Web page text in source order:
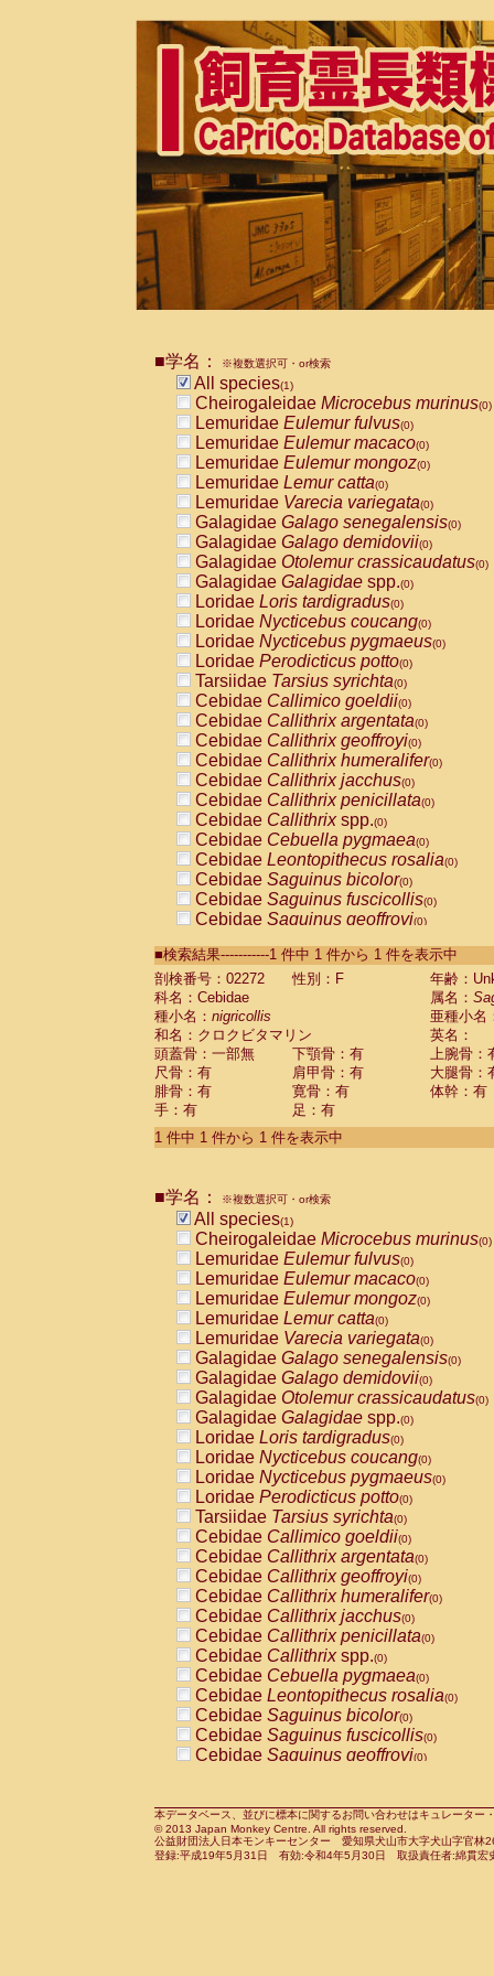
■学名： ※複数選択可・or検索
All species(1)
Cheirogaleidae Microcebus murinus(0)
Lemuridae Eulemur fulvus(0)
Lemuridae Eulemur macaco(0)
Lemuridae Eulemur mongoz(0)
Lemuridae Lemur catta(0)
Lemuridae Varecia variegata(0)
Galagidae Galago senegalensis(0)
Galagidae Galago demidovii(0)
Galagidae Otolemur crassicaudatus(0)
Galagidae Galagidae spp.(0)
Loridae Loris tardigradus(0)
Loridae Nycticebus coucang(0)
Loridae Nycticebus pygmaeus(0)
Loridae Perodicticus potto(0)
Tarsiidae Tarsius syrichta(0)
Cebidae Callimico goeldii(0)
Cebidae Callithrix argentata(0)
Cebidae Callithrix geoffroyi(0)
Cebidae Callithrix humeralifer(0)
Cebidae Callithrix jacchus(0)
Cebidae Callithrix penicillata(0)
Cebidae Callithrixspp.(0)
Cebidae Cebuella pygmaea(0)
Cebidae Leontopithecus rosalia(0)
Cebidae Saguinus bicolor(0)
Cebidae Saguinus fuscicollis(0)
Cebidae Saguinus geoffroyi(0)
CebidaeSaguinus labiatus(0)
Cebidae Saguinus leucopus (0)
Cebidae
CebidaeSaguinus mystax
CebidaeSaguinus nigricollis (1)
Cebidae Saguinus oedipus
Cebidae Saguinus weddelli
Cebidae Saguinusspp.
Cebidae Aotus trivirgatus
Cebidae Cebus albifrons
CebidaeCebus nigrivittatus
CebidaeCebus
CebidaeSaimiri boliviensis(0)
CebidaeSaimiri sciureus(0)
AtelidaeAlouatta caraya(0)
AtelidaeAlouatta fusca(0)
AtelidaeAlouatta seniculus
AtelidaeAlouattaspp.(0)
AtelidaeAteles belzebuth(0)
AtelidaeAteles geoffroyi(0)
AtelidaeAteles paniscus(0)
AtelidaeAtelesspp.(0)
Atelidae Lagothrix lagothricha
AtelidaeLagothrix lagothricha cana
PitheciidaeCacajao calvus
PitheciidaeCallicebus cupreus
PitheciidaeCallicebus donacophilus
PitheciidaeCallicebus moloch
PitheciidaeCallicebus torquatus
PitheciidaeCallicebusspp.(0)
PitheciidaeChiropotes satanas(0)
PitheciidaePithecia monachus
PitheciidaePithecia pithecia(0)
CercopithecidaeCercocebus agilis
CercopithecidaeCercocebus
CercopithecidaeCercocebus
CercopithecidaeCercocebus
CercopithecidaeCercocebus
CercopithecidaeCercocebushybrid
CercopithecidaePapio anubis(0)
CercopithecidaePapio cynocephalus
CercopithecidaePapio hamadryas(0)
■検索結果-----------1 件中 1 件から 1 件を表示中
剖検番号：02272
性別：F
年齢：
科名：Cebidae
属名：
種小名： nigricollis
亜種小名
和名：クロクビタマリン
英名：
頭蓋骨：一部無
下顎骨：有
上腕骨：
尺骨：有
肩甲骨：有
大腿骨：
腓骨：有
寛骨：有
体幹：有
手：有
足：有
1 件中 1 件から 1 件を表示中
■学名： ※複数選択可・or検索
All species(1)
Cheirogaleidae Microcebus murinus(0)
Lemuridae Eulemur fulvus(0)
Lemuridae Eulemur macaco(0)
Lemuridae Eulemur mongoz(0)
Lemuridae Lemur catta(0)
Lemuridae Varecia variegata(0)
Galagidae Galago senegalensis(0)
Galagidae Galago demidovii(0)
Galagidae Otolemur crassicaudatus(0)
Galagidae Galagidae spp.(0)
Loridae Loris tardigradus(0)
Loridae Nycticebus coucang(0)
Loridae Nycticebus pygmaeus(0)
Loridae Perodicticus potto(0)
Tarsiidae Tarsius syrichta(0)
Cebidae Callimico goeldii(0)
Cebidae Callithrix argentata(0)
Cebidae Callithrix geoffroyi(0)
Cebidae Callithrix humeralifer(0)
Cebidae Callithrix jacchus(0)
Cebidae Callithrix penicillata(0)
Cebidae Callithrixspp.(0)
Cebidae Cebuella pygmaea(0)
Cebidae Leontopithecus rosalia(0)
Cebidae Saguinus bicolor(0)
Cebidae Saguinus fuscicollis(0)
Cebidae Saguinus geoffroyi(0)
CebidaeSaguinus leucopus(0)
CebidaeSaguinus midas(0)
Cebidae Saguinus mystax(0)
本データベース、並びに標本に関するお問い合わせはキュレータ
© 2013 Japan Monkey Centre. All rights reserved.
公益財団法人日本モンキーセンター 愛知県犬山市大字犬山字官
登録:平成19年5月31日 有効:令和4年5月30日 取扱責任者:綿貫宏